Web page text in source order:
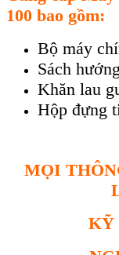
100 bao gồm:
Bộ máy
Sách
Khăn lau
Hộp đựng
MỌI
KỸ